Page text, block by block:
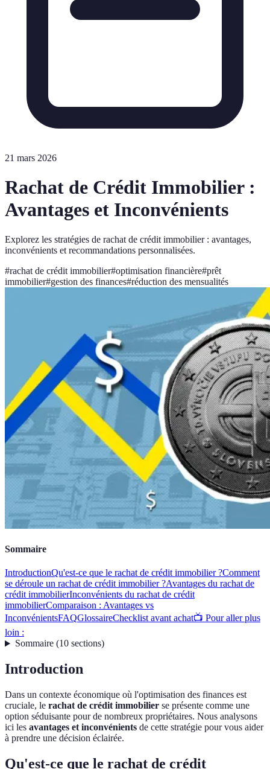
21 mars 2026
Rachat de Crédit Immobilier :
Avantages et Inconvénients
Explorez les stratégies de rachat de crédit immobilier : avantages,
inconvénients et recommandations personnalisées.
#rachat de crédit immobilier#optimisation financière#prêt
immobilier#gestion des finances#réduction des mensualités
Sommaire
IntroductionQu'est-ce que le rachat de crédit immobilier ?Comment
se déroule un rachat de crédit immobilier ?Avantages du rachat de
crédit immobilierInconvénients du rachat de crédit
immobilierComparaison : Avantages vs
InconvénientsFAQGlossaireChecklist avant achat📺 Pour aller plus
loin :
Sommaire(10 sections)
Introduction
Dans un contexte économique où l'optimisation des finances est
cruciale, le rachat de crédit immobilier se présente comme une
option séduisante pour de nombreux propriétaires. Nous analysons
ici les avantages et inconvénients de cette stratégie pour vous aider
à prendre une décision éclairée.
Qu'est-ce que le rachat de crédit